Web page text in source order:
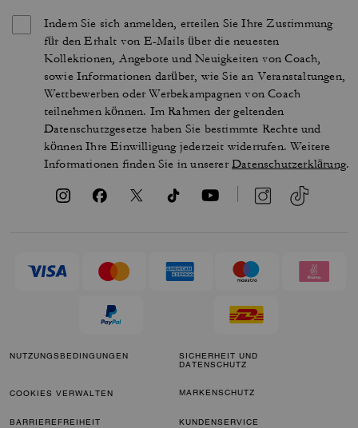
Indem Sie sich anmelden, erteilen Sie Ihre Zustimmung
für den Erhalt von E-Mails über die neuesten
Kollektionen, Angebote und Neuigkeiten von Coach,
sowie Informationen darüber, wie Sie an Veranstaltungen,
Wettbewerben oder Werbekampagnen von Coach
teilnehmen können. Im Rahmen der geltenden
Datenschutzgesetze haben Sie bestimmte Rechte und
können Ihre Einwilligung jederzeit widerrufen. Weitere
Informationen finden Sie in unsererDatenschutzerklärung.
NUTZUNGSBEDINGUNGEN
SICHERHEIT UND
DATENSCHUTZ
COOKIES VERWALTEN MARKENSCHUTZ
BARRIEREFREIHEIT KUNDENSERVICE